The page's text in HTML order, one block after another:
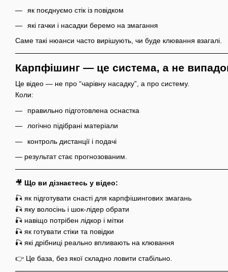
як поєднуємо стік із повідком
які гачки і насадки беремо на змагання
Саме такі нюанси часто вирішують, чи буде клювання взагалі.
Карпфішинг — це система, а не
Це відео — не про “чарівну насадку”, а про систему.
Коли:
правильно підготовлена оснастка
логічно підібрані матеріали
контроль дистанції і подачі
— результат стає прогнозованим.
🎥 Що ви дізнаєтесь у відео:
🎣 як підготувати снасті для карпфішингових змагань
🎣 яку волосінь і шок-лідер обрати
🎣 навіщо потрібен лідкор і мітки
🎣 як готувати стіки та повідки
🎣 які дрібниці реально впливають на клювання
👉 Це база, без якої складно ловити стабільно.